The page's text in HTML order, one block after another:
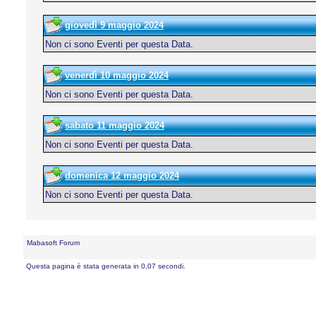
giovedì 9 maggio 2024
Non ci sono Eventi per questa Data.
venerdì 10 maggio 2024
Non ci sono Eventi per questa Data.
sabato 11 maggio 2024
Non ci sono Eventi per questa Data.
domenica 12 maggio 2024
Non ci sono Eventi per questa Data.
Mabasoft Forum
Questa pagina è stata generata in 0,07 secondi.